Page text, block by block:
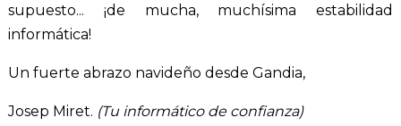
supuesto... ¡de mucha, muchísima estabilidad
informática!
Un fuerte abrazo navideño desde Gandia,
Josep Miret. (Tu informático de confianza)